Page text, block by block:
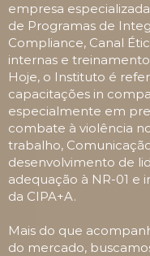
empresa
de Programas de
Compliance, Canal
internas e
Hoje, o Instituto é
capacitações in
especialmente em
combate à violência
trabalho,
desenvolvimento de
adequação à NR-01 e
da CIPA+A.
Mais do que
do mercado,